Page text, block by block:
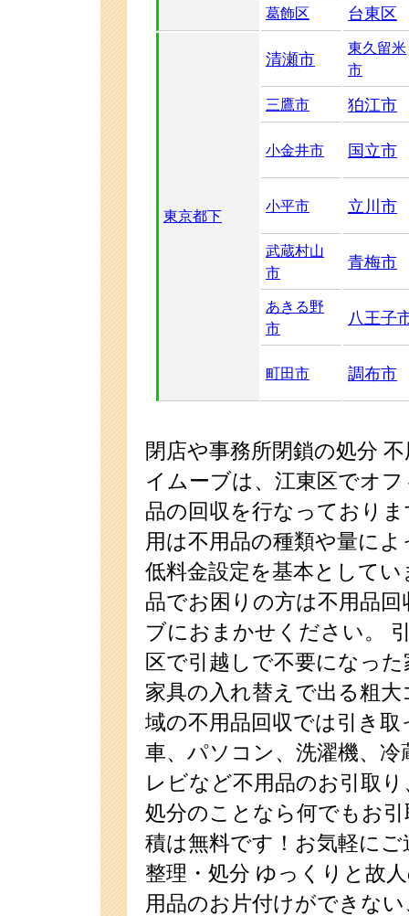
葛飾区 台東区
東京都下
清瀬市
東久留米
市
三鷹市 狛江市
小金井市 国立市
小平市 立川市
武蔵村山
市
青梅市
あきる野
市
八王子
町田市 調布市
閉店や事務所閉鎖の処分
イムーブは、江東区でオ
品の回収を行なっており
用は不用品の種類や量に
低料金設定を基本として
品でお困りの方は不用品
ブにおまかせください。
区で引越しで不要になっ
家具の入れ替えで出る粗
域の不用品回収では引き
車、パソコン、洗濯機、
レビなど不用品のお引取
処分のことなら何でもお
積は無料です！お気軽に
整理・処分 ゆっくりと故
用品のお片付けができな